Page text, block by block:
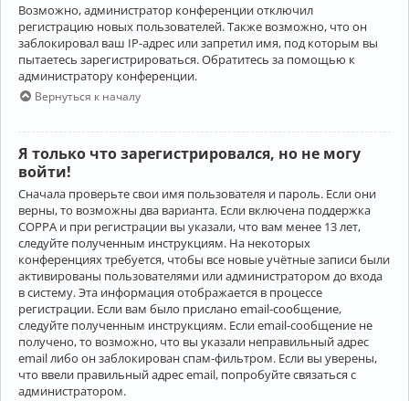
Возможно, администратор конференции отключил
регистрацию новых пользователей. Также возможно, что он
заблокировал ваш IP-адрес или запретил имя, под которым вы
пытаетесь зарегистрироваться. Обратитесь за помощью к
администратору конференции.
Вернуться к началу
Я только что зарегистрировался, но не могу
войти!
Сначала проверьте свои имя пользователя и пароль. Если они
верны, то возможны два варианта. Если включена поддержка
COPPA и при регистрации вы указали, что вам менее 13 лет,
следуйте полученным инструкциям. На некоторых
конференциях требуется, чтобы все новые учётные записи были
активированы пользователями или администратором до входа
в систему. Эта информация отображается в процессе
регистрации. Если вам было прислано email-сообщение,
следуйте полученным инструкциям. Если email-сообщение не
получено, то возможно, что вы указали неправильный адрес
email либо он заблокирован спам-фильтром. Если вы уверены,
что ввели правильный адрес email, попробуйте связаться с
администратором.